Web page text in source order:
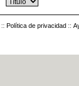
:: Política de privacidad ::